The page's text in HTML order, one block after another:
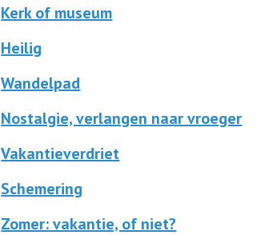
Kerk of museum
Heilig
Wandelpad
Nostalgie, verlangen naar vroeger
Vakantieverdriet
Schemering
Zomer: vakantie, of niet?